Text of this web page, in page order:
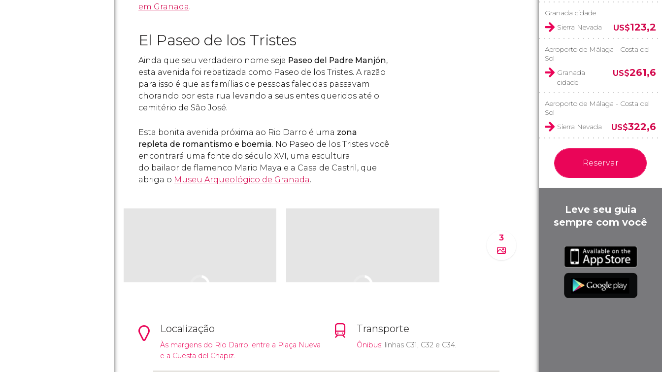
em Granada.
El Paseo de los Tristes
Ainda que seu verdadeiro nome seja Paseo del Padre Manjón,
esta avenida foi rebatizada como Paseo de los Tristes. A razão
para isso é que as famílias de pessoas falecidas passavam
chorando por esta rua levando a seus entes queridos até o
cemitério de São José.
Esta bonita avenida próxima ao Rio Darro é uma zona
repleta de romantismo e boemia. No Paseo de los Tristes você
encontrará uma fonte do século XVI, uma escultura
do bailaor de flamenco Mario Maya e a Casa de Castril, que
abriga o Museu Arqueológico de Granada.
3
Localização
Às margens do Rio Darro, entre a Plaça Nueva
e a Cuesta del Chapiz.
Transporte
Ônibus: linhas C31, C32 e C34.
Granada cidade
Sierra Nevada
US$123,2
Aeroporto de Málaga - Costa del
Sol
Granada
cidade
US$261,6
Aeroporto de Málaga - Costa del
Sol
Sierra Nevada
US$322,6
Reservar
Leve seu guia
sempre com você